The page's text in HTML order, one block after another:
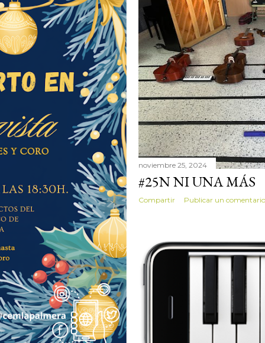
noviembre 25, 2024
#25N NI UNA MÁS
Compartir Publicar un comentario